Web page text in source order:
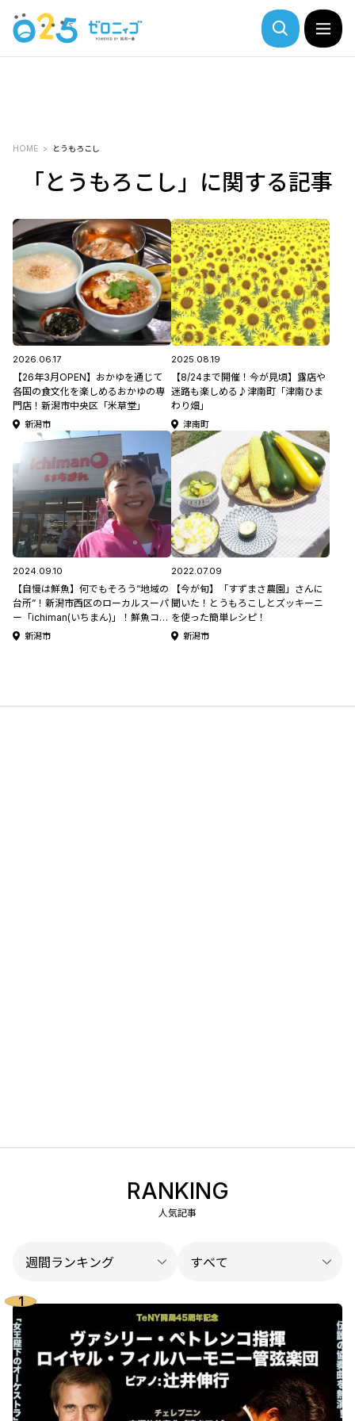
HOME とうもろこし
「とうもろこし」に関する記事
2026.06.17
【26年3月OPEN】おかゆを通じて
各国の食文化を楽しめるおかゆの専
門店！新潟市中央区「米草堂」
新潟市
2025.08.19
【8/24まで開催！今が見頃】露店や
迷路も楽しめる♪津南町「津南ひま
わり畑」
津南町
2024.09.10
【自慢は鮮魚】何でもそろう“地域の
台所”！新潟市西区のローカルスーパ
ー「ichiman(いちまん)」！鮮魚コー
ナーには自慢のサービスも #モロサ
新潟市
2022.07.09
【今が旬】「すずまさ農園」さんに
聞いた！とうもろこしとズッキーニ
を使った簡単レシピ！
新潟市
RANKING
人気記事